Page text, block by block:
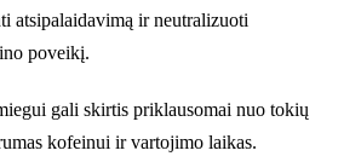
atsipalaidavimą ir neutralizuoti
poveikį.
gali skirtis priklausomai nuo tokių
kofeinui ir vartojimo laikas.